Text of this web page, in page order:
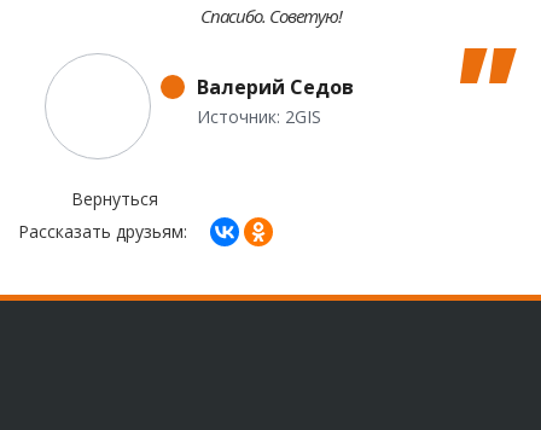
Спасибо. Советую!
Валерий Седов
Источник: 2GIS
Вернуться
Рассказать друзьям: